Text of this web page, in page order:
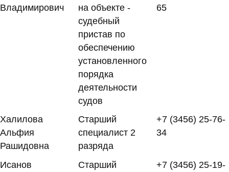
Владимирович
на объекте -
судебный
пристав по
обеспечению
установленного
порядка
деятельности
судов
65
Халилова
Альфия
Рашидовна
Старший
специалист 2
разряда
+7 (3456) 25-76-
34
Исанов
Старший
+7 (3456) 25-19-